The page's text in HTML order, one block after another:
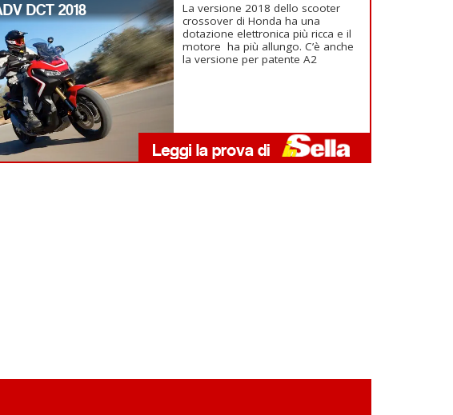
DCT 2018
La versione 2018 dello scooter
crossover di Honda ha una
dotazione elettronica più ricca e il
motore ha più allungo. C’è anche
la versione per patente A2